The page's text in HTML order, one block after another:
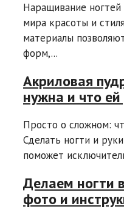
Наращивание
мира красоты и
материалы
форм,...
Акриловая
нужна и что
Просто о сложном:
Сделать ногти и
поможет
Делаем ногти
фото и